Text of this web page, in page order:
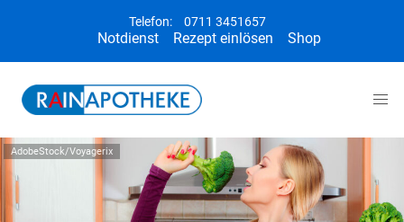
Telefon: 0711 3451657
Notdienst Rezept einlösen Shop
AdobeStock/Voyagerix